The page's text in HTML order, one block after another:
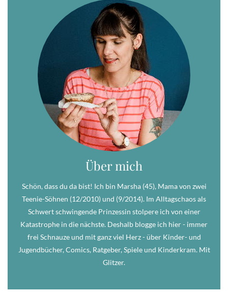
Über mich
Schön, dass du da bist! Ich bin Marsha (45), Mama von zwei
Teenie-Söhnen (12/2010) und (9/2014). Im Alltagschaos als
Schwert schwingende Prinzessin stolpere ich von einer
Katastrophe in die nächste. Deshalb blogge ich hier - immer
frei Schnauze und mit ganz viel Herz - über Kinder- und
Jugendbücher, Comics, Ratgeber, Spiele und Kinderkram. Mit
Glitzer.